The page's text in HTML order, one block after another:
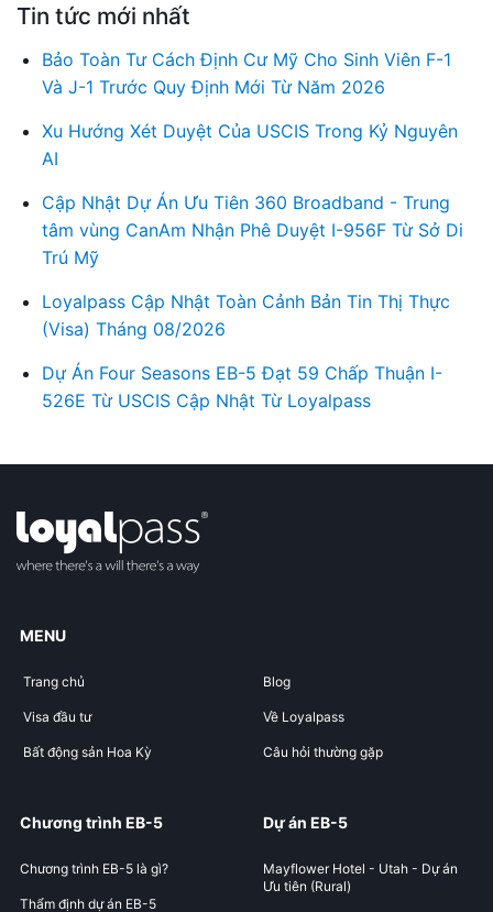
Tin tức mới nhất
Bảo Toàn Tư Cách Định Cư Mỹ Cho Sinh Viên F-1
Và J-1 Trước Quy Định Mới Từ Năm 2026
Xu Hướng Xét Duyệt Của USCIS Trong Kỷ Nguyên
AI
Cập Nhật Dự Án Ưu Tiên 360 Broadband - Trung
tâm vùng CanAm Nhận Phê Duyệt I-956F Từ Sở Di
Trú Mỹ
Loyalpass Cập Nhật Toàn Cảnh Bản Tin Thị Thực
(Visa) Tháng 08/2026
Dự Án Four Seasons EB-5 Đạt 59 Chấp Thuận I-
526E Từ USCIS Cập Nhật Từ Loyalpass
MENU
Trang chủ
Visa đầu tư
Bất động sản Hoa Kỳ
Blog
Về Loyalpass
Câu hỏi thường gặp
Chương trình EB-5
Chương trình EB-5 là gì?
Thẩm định dự án EB-5
Dự án EB-5
Mayflower Hotel - Utah - Dự án
Ưu tiên (Rural)